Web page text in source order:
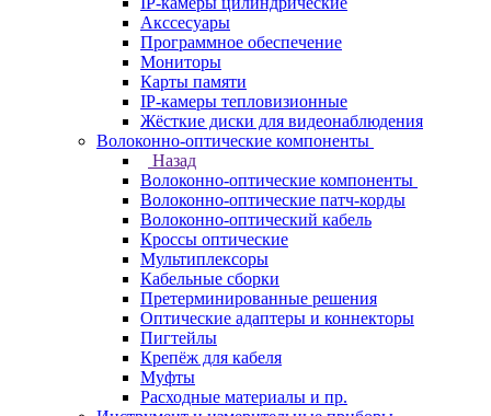
Акссесуары
Программное обеспечение
Мониторы
Карты памяти
IP-камеры тепловизионные
Жёсткие диски для видеонаблюдения
Волоконно-оптические компоненты
Назад
Волоконно-оптические компоненты
Волоконно-оптические патч-корды
Волоконно-оптический кабель
Кроссы оптические
Мультиплексоры
Кабельные сборки
Претерминированные решения
Оптические адаптеры и коннекторы
Пигтейлы
Крепёж для кабеля
Муфты
Расходные материалы и пр.